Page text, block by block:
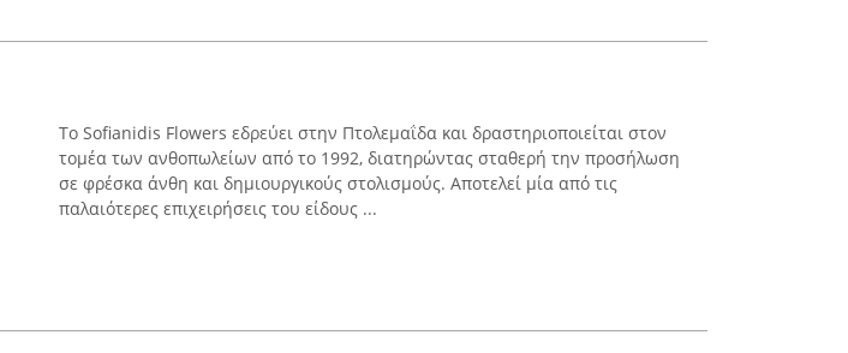
Το Sofianidis Flowers εδρεύει στην Πτολεμαΐδα και δραστηριοποιείται στον
τομέα των ανθοπωλείων από το 1992, διατηρώντας σταθερή την προσήλωση
σε φρέσκα άνθη και δημιουργικούς στολισμούς. Αποτελεί μία από τις
παλαιότερες επιχειρήσεις του είδους ...